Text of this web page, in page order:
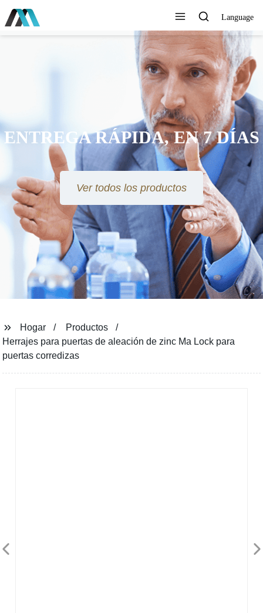
Language
ENTREGA RÁPIDA, EN 7 DÍAS
Ver todos los productos
Hogar
Productos
Herrajes para puertas de aleación de zinc Ma Lock para
puertas corredizas